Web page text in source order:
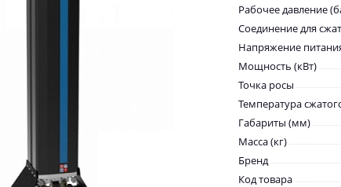
Рабочее давление
Соединение для
Напряжение
Мощность (кВт)
Точка росы
Температура
Габариты (мм)
Масса (кг)
Бренд
Код товара